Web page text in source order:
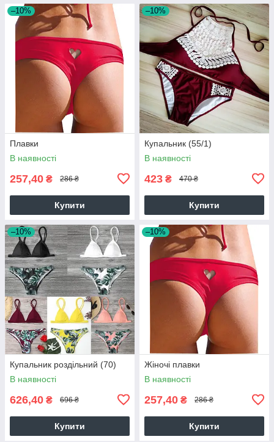
–10%
Плавки
В наявності
257,40 ₴ 286 ₴
Купити
–10%
Купальник (55/1)
В наявності
423 ₴ 470 ₴
Купити
–10%
Купальник роздільний (70)
В наявності
626,40 ₴ 696 ₴
Купити
–10%
Жіночі плавки
В наявності
257,40 ₴ 286 ₴
Купити